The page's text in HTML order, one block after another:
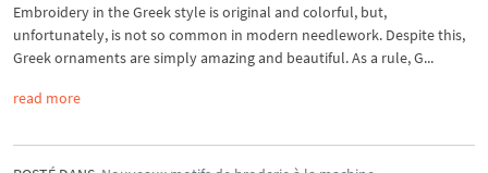
Embroidery in the Greek style is original and colorful, but,
unfortunately, is not so common in modern needlework. Despite this,
Greek ornaments are simply amazing and beautiful. As a rule, G...
read more